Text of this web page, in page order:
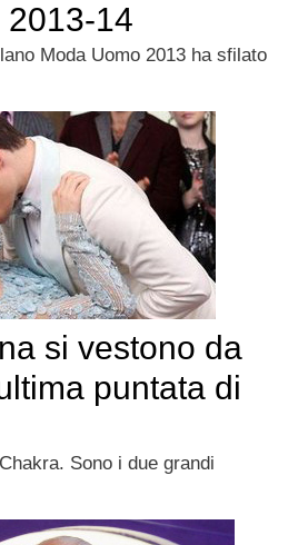
2013-14
Moda Uomo 2013 ha sfilato
si vestono da
puntata di
Sono i due grandi